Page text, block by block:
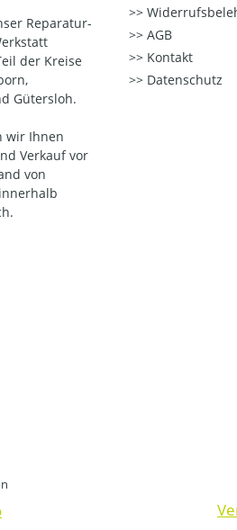
Reparatur-
der Kreise
Gütersloh.
wir Ihnen
Verkauf vor
von
AGB
Kontakt
Datenschutz